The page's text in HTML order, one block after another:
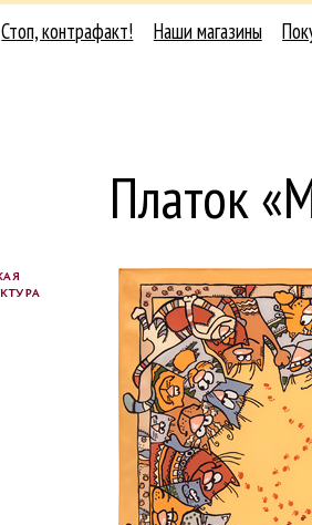
Стоп, контрафакт! Наши магазины
Платок